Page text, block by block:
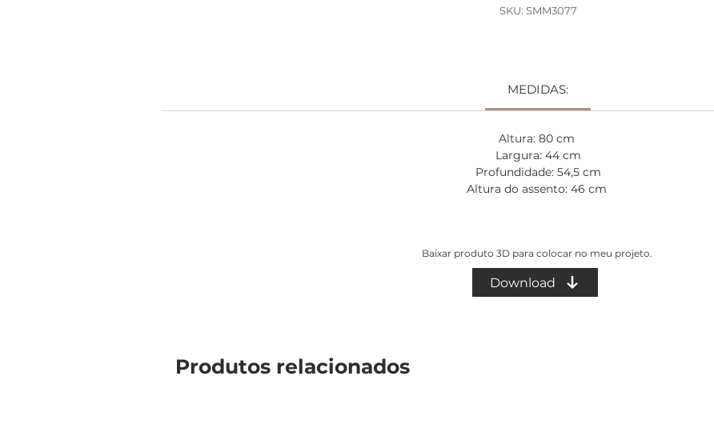
à mão” porém na tecnologia do tear. E os detalhes esculpidos
Prazo de Produção: 45 a 60 dias
SKU: SMM3077
MEDIDAS:
Altura: 80 cm
Largura: 44 cm
Profundidade: 54,5 cm
Altura do assento: 46 cm
Baixar produto 3D para colocar no meu projeto.
Download
Produtos relacionados